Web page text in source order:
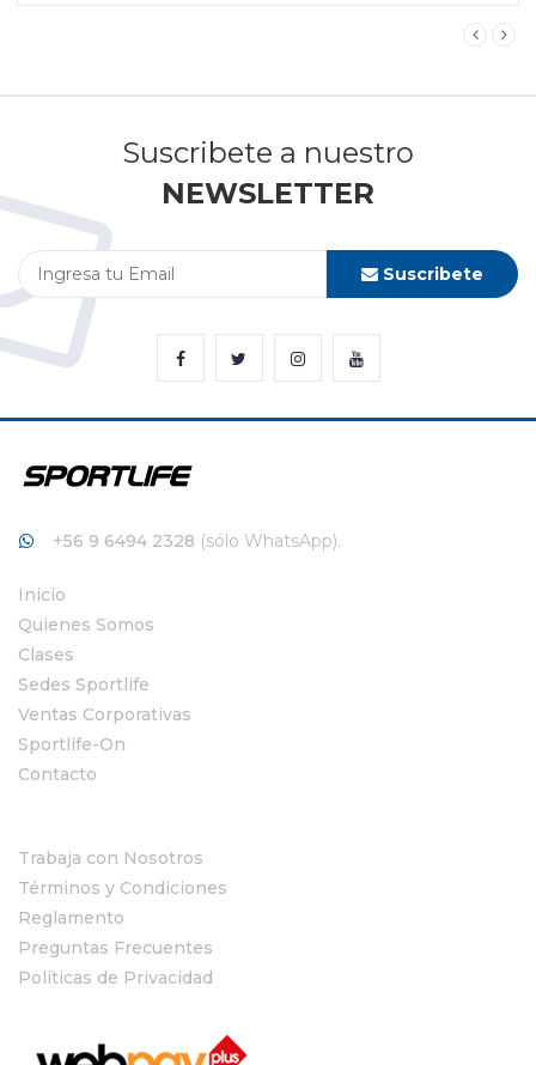
Suscribete a nuestro
NEWSLETTER
Suscribete
+56 9 6494 2328 (sólo WhatsApp).
Inicio
Quienes Somos
Clases
Sedes Sportlife
Ventas Corporativas
Sportlife-On
Contacto
Trabaja con Nosotros
Términos y Condiciones
Reglamento
Preguntas Frecuentes
Políticas de Privacidad